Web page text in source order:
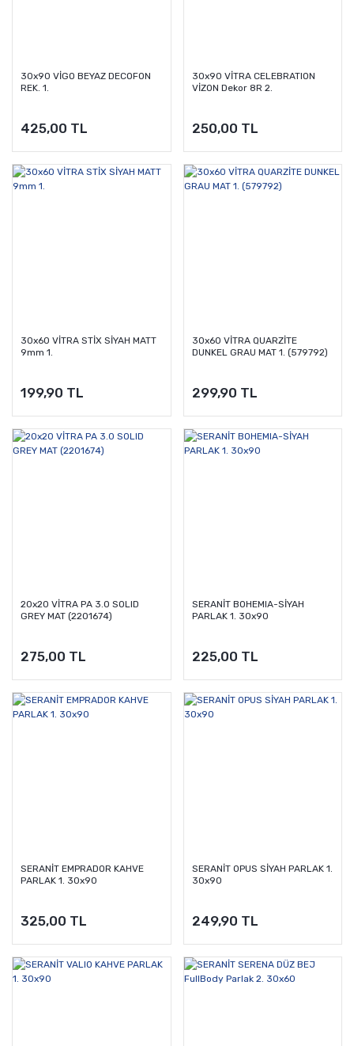
30x90 VİGO BEYAZ DECOFON
REK. 1.
425,00 TL
30x90 VİTRA CELEBRATION
VİZON Dekor 8R 2.
250,00 TL
30x60 VİTRA STİX SİYAH MATT
9mm 1.
199,90 TL
30x60 VİTRA QUARZİTE
DUNKEL GRAU MAT 1. (579792)
299,90 TL
20x20 VİTRA PA 3.0 SOLID
GREY MAT (2201674)
275,00 TL
SERANİT BOHEMIA-SİYAH
PARLAK 1. 30x90
225,00 TL
SERANİT EMPRADOR KAHVE
PARLAK 1. 30x90
325,00 TL
SERANİT OPUS SİYAH PARLAK 1.
30x90
249,90 TL